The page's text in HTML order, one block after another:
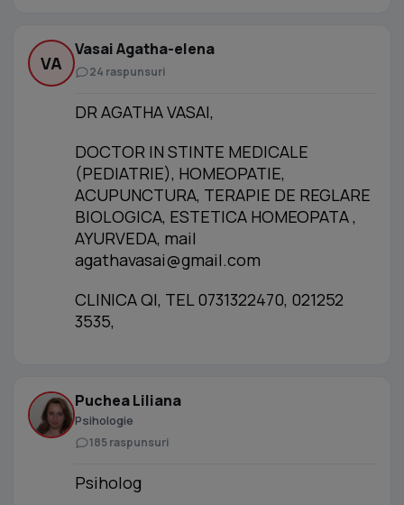
VA
Vasai Agatha-elena
24 raspunsuri
DR AGATHA VASAI,
DOCTOR IN STINTE MEDICALE
(PEDIATRIE), HOMEOPATIE,
ACUPUNCTURA, TERAPIE DE REGLARE
BIOLOGICA, ESTETICA HOMEOPATA ,
AYURVEDA, mail
agathavasai@gmail.com
CLINICA QI, TEL 0731322470, 021252
3535,
Puchea Liliana
Psihologie
185 raspunsuri
Psiholog